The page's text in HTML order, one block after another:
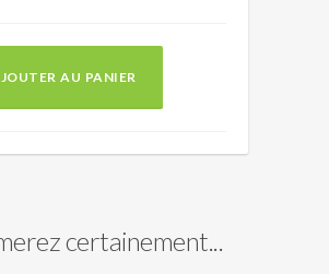
AU PANIER
certainement...